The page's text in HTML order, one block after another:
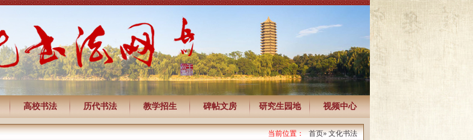
高校书法 历代书法 教学招生 碑帖文房 研究生园地 视频中心
当前位置： 首页» 文化书法